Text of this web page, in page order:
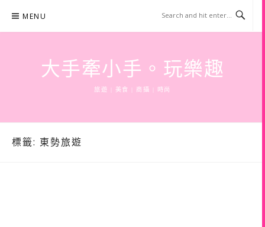
content
MENU
大手牽小手。玩樂趣
旅遊 | 美食 | 商攝 | 時尚
標籤: 東勢旅遊